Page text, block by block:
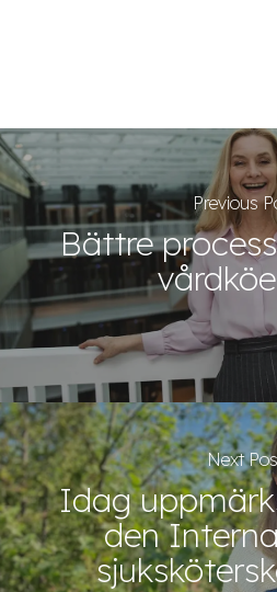
Previous
Bättre
Next
Idag
den